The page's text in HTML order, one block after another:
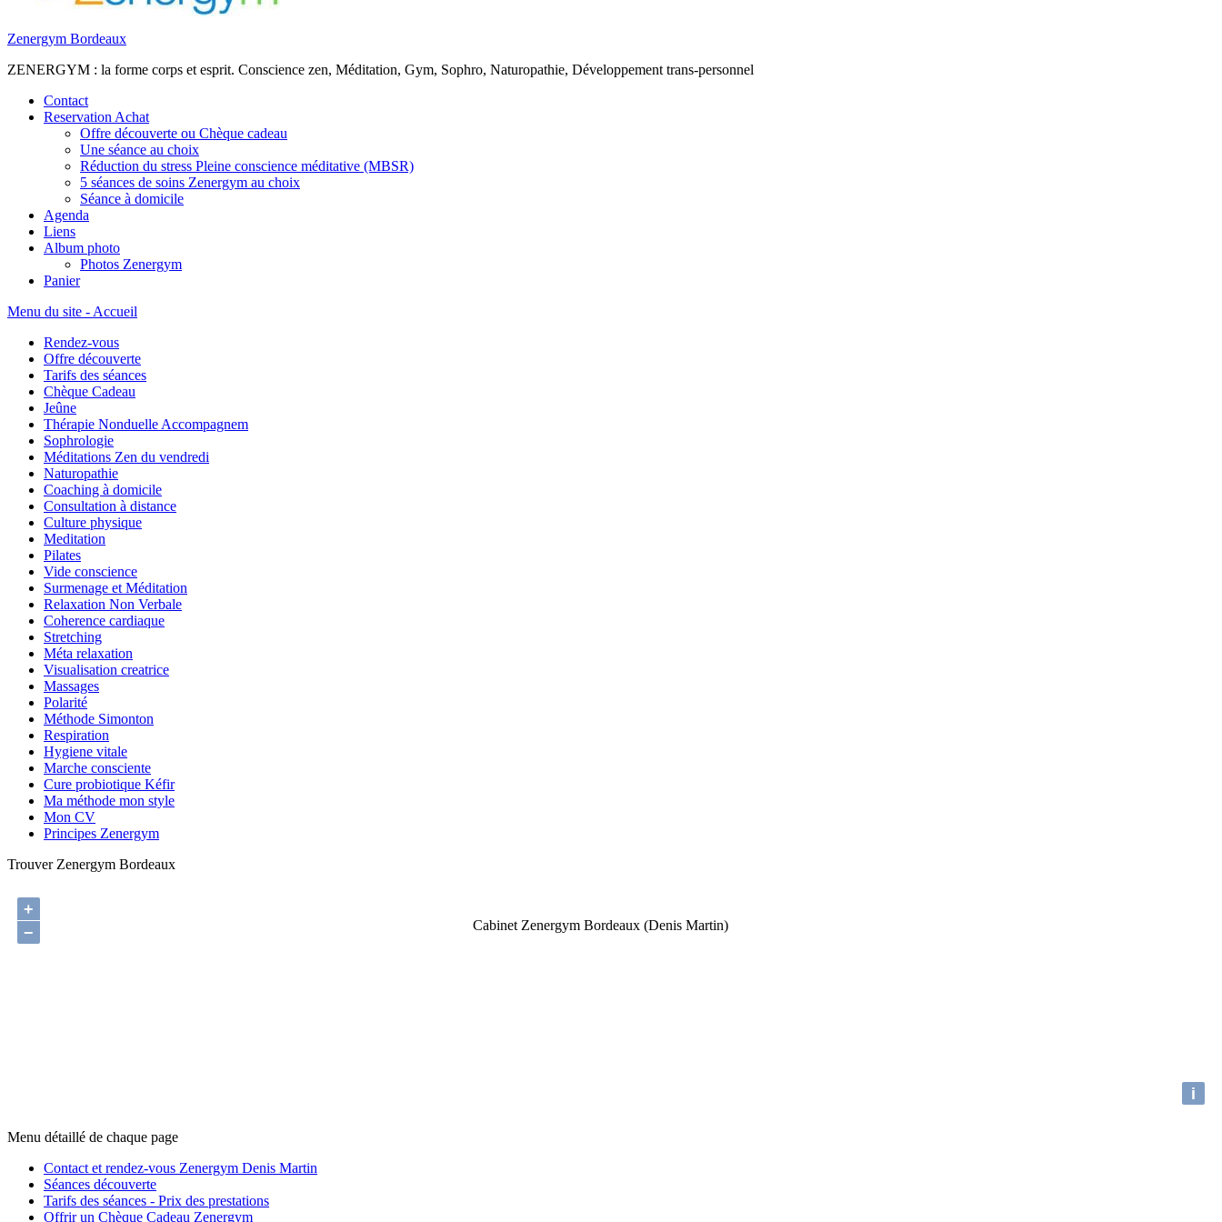
Zenergym Bordeaux
ZENERGYM : la forme corps et esprit. Conscience zen, Méditation, Gym, Sophro, Naturopathie, Développement trans-personnel
Contact
Reservation Achat
Offre découverte ou Chèque cadeau
Une séance au choix
Réduction du stress Pleine conscience méditative (MBSR)
5 séances de soins Zenergym au choix
Séance à domicile
Agenda
Liens
Album photo
Photos Zenergym
Panier
Menu du site - Accueil
Rendez-vous
Offre découverte
Tarifs des séances
Chèque Cadeau
Jeûne
Thérapie Nonduelle Accompagnem
Sophrologie
Méditations Zen du vendredi
Naturopathie
Coaching à domicile
Consultation à distance
Culture physique
Meditation
Pilates
Vide conscience
Surmenage et Méditation
Relaxation Non Verbale
Coherence cardiaque
Stretching
Méta relaxation
Visualisation creatrice
Massages
Polarité
Méthode Simonton
Respiration
Hygiene vitale
Marche consciente
Cure probiotique Kéfir
Ma méthode mon style
Mon CV
Principes Zenergym
Trouver Zenergym Bordeaux
Cabinet Zenergym Bordeaux (Denis Martin)
+
−
i
Menu détaillé de chaque page
Contact et rendez-vous Zenergym Denis Martin
Séances découverte
Tarifs des séances - Prix des prestations
Offrir un Chèque Cadeau Zenergym